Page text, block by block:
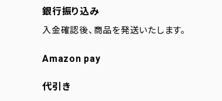
銀行振り込み
入金確認後、商品を発送いたします。
Amazon pay
代引き